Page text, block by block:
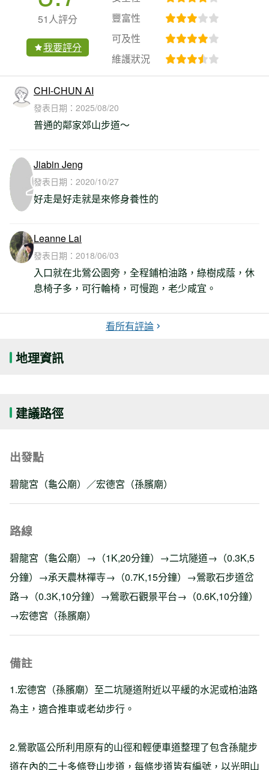
51人評分
我要評分
豐富性
可及性
維護狀況
CHI-CHUN AI
發表日期： 2025/08/20
普通的鄰家郊山步道～
Jiabin Jeng
發表日期： 2020/10/27
好走是好走就是來修身養性的
Leanne Lai
發表日期： 2018/06/03
入口就在北鶯公園旁，全程鋪柏油路，綠樹成蔭，休
息椅子多，可行輪椅，可慢跑，老少咸宜。
看所有評論
地理資訊
建議路徑
出發點
碧龍宮（龜公廟）／宏德宮（孫臏廟）
路線
碧龍宮（龜公廟）→（1K,20分鐘）→二坑隧道→（0.3K,5
分鐘）→承天農林禪寺→（0.7K,15分鐘）→鶯歌石步道岔
路→（0.3K,10分鐘）→鶯歌石觀景平台→（0.6K,10分鐘）
→宏德宮（孫臏廟）
備註
1.宏德宮（孫臏廟）至二坑隧道附近以平緩的水泥或柏油路
為主，適合推車或老幼步行。
2.鶯歌區公所利用原有的山徑和輕便車道整理了包含孫龍步
道在內的二十多條登山步道，每條步道皆有編號，以光明山